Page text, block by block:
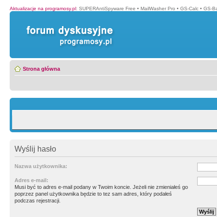
Aktualizacje na programosy.pl: SUPERAntiSpyware Free • MailWasher Pro • GS-Calc • GS-
Strona główna
Wyślij hasło
Nazwa użytkownika:
Adres e-mail:
Musi być to adres e-mail podany w Twoim koncie. Jeżeli nie zmieniałeś go
poprzez panel użytkownika będzie to tez sam adres, który podałeś
podczas rejestracji.